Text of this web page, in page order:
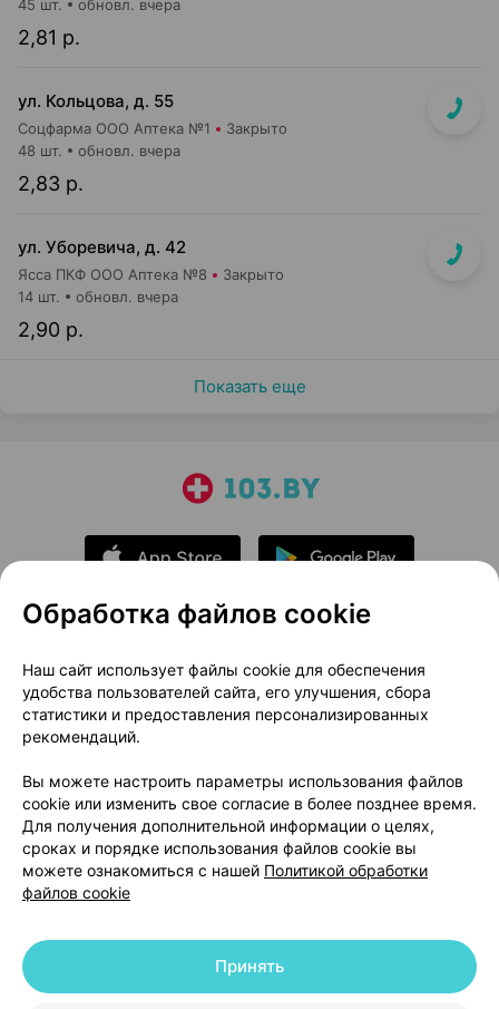
2,81 р.
45 шт. обновл. вчера
ул. Кольцова, д. 55
Соцфарма ООО Аптека №1 Закрыто
2,83 р.
48 шт. обновл. вчера
ул. Уборевича, д. 42
Ясса ПКФ ООО Аптека №8 Закрыто
2,90 р.
14 шт. обновл. вчера
Показать еще
О проекте
Новости проекта
Размещение рекламы
Медицинский маркетинг
Публичный договор
Доставка
Способы оплаты
Вакансии
Партнеры
Написать руководителю 103.by
Написать в поддержку
Персональные настройки Cookie
© 2026 ООО «Артокс Лаб», УНП 191700409 | 220012, Республика Беларусь,
Обработка файлов cookie
Наш сайт использует файлы cookie для обеспечения
удобства пользователей сайта, его улучшения, сбора
статистики и предоставления персонализированных
рекомендаций.
Вы можете настроить параметры использования файлов
cookie или изменить свое согласие в более позднее время.
Для получения дополнительной информации о целях,
сроках и порядке использования файлов cookie вы
можете ознакомиться с нашей Политикой обработки
файлов cookie
Принять